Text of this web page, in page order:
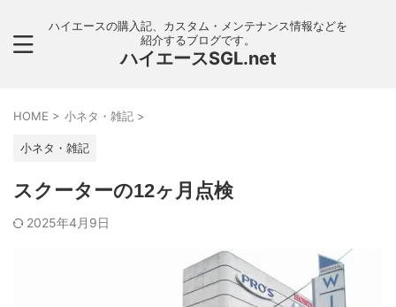
ハイエースの購入記、カスタム・メンテナンス情報などを
紹介するブログです。
ハイエースSGL.net
HOME > 小ネタ・雑記 >
小ネタ・雑記
スクーターの12ヶ月点検
2025年4月9日